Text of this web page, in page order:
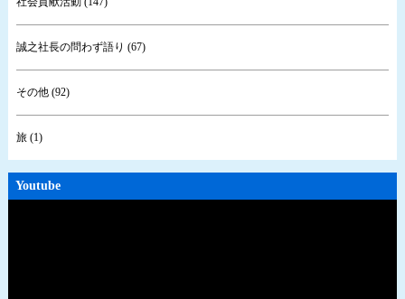
誠之社長の問わず語り (67)
その他 (92)
旅 (1)
Youtube